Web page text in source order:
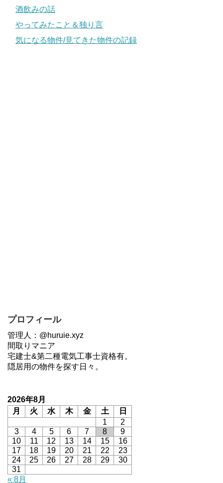
酒飲みの話
やってみたこと＆独り言
気になる物件/見てきた物件の記録
プロフィール
管理人：@huruie.xyz
間取りマニア
宅建士&第二種電気工事士資格有。
隠居用の物件を探す日々。
2026年8月
月
火 水 木 金 土
日
1
2
3
4 5 6 7 8
9
10
11 12 13 14 15
16
17
18 19 20 21 22
23
24
25 26 27 28 29
30
31
« 8月